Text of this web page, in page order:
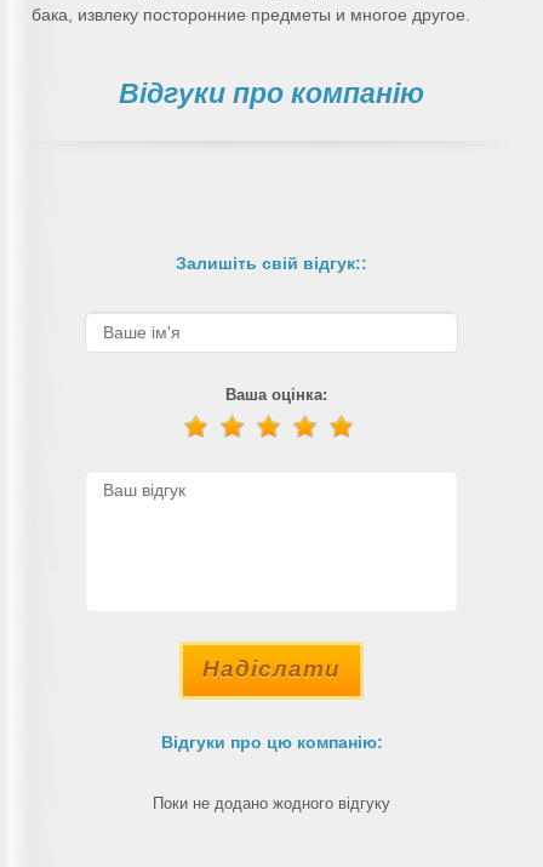
бака, извлеку посторонние предметы и многое другое.
Відгуки про компанію
Залишіть свій відгук::
Ваша оцінка:
Надіслати
Відгуки про цю компанію:
Поки не додано жодного відгуку